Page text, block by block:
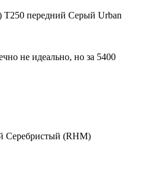
T250 передний Серый Urban
не идеально, но за 5400
Серебристый (RHM)